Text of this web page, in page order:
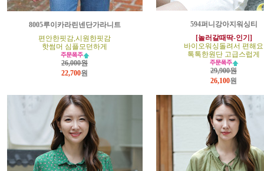
8005루이카라린넨단가라니트
편안한핏감,시원한핏감
핫썸머 심플모던하게
26,000원
22,700원
594퍼니강아지워싱티
[놀러갈때딱-인기]
바이오워싱돌려서 편해요
톡톡한원단 고급스럽게
29,900원
26,100원